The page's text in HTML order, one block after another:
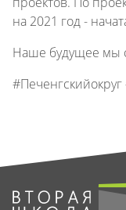
на 2021 год -
Наше будущее мы